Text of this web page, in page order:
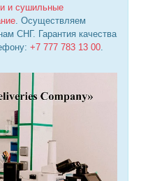
и сушильные
. Осуществляем
СНГ. Гарантия качества
+7 777 783 13 00